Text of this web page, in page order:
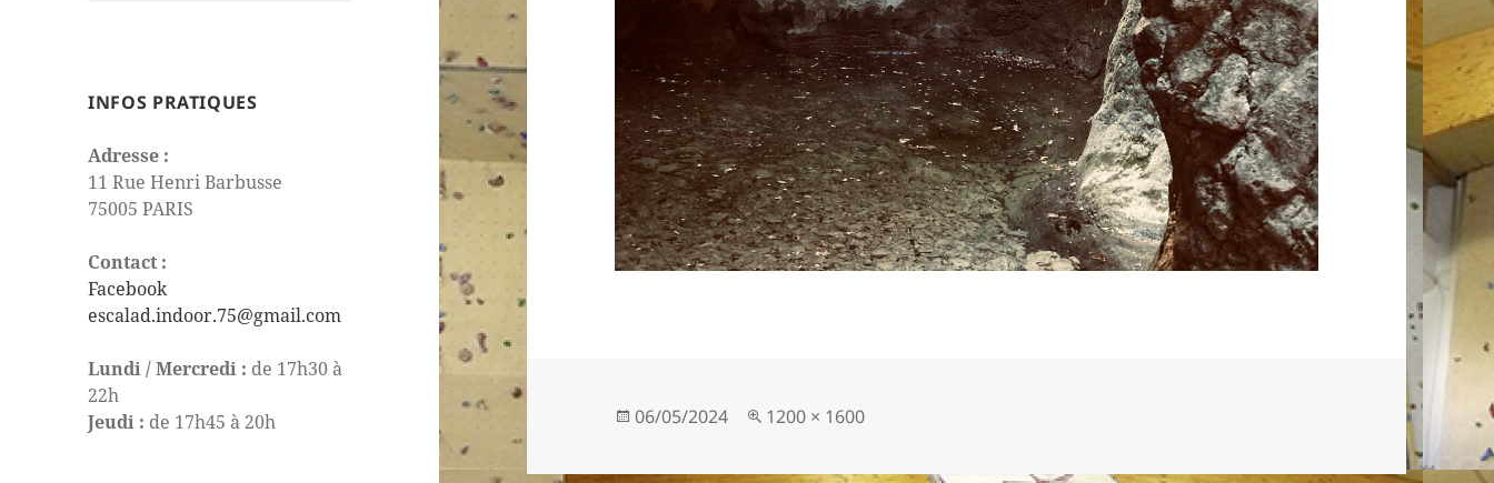
INFOS PRATIQUES
Adresse :
11 Rue Henri Barbusse
75005 PARIS
Contact :
Facebook
escalad.indoor.75@gmail.com
Lundi / Mercredi : de 17h30 à
22h
Jeudi : de 17h45 à 20h
Publié
06/05/2024
Taille
1200 × 1600